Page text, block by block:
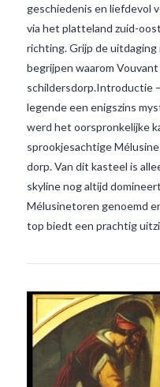
geschiedenis en liefdevol
via het platteland zuid-
richting. Grijp de uitdaging
begrijpen waarom
schildersdorp.Introductie
legende een enigszins
werd het oorspronkelijke
sprookjesachtige
dorp. Van dit kasteel is
skyline nog altijd
Mélusinetoren genoemd
top biedt een prachtig